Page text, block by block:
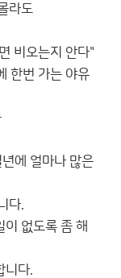
라도
비오는지 안다"
한번 가는 야유
에 얼마나 많은
다.
이 없도록 좀 해
니다.